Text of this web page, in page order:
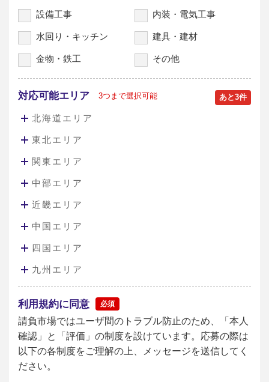
設備工事 内装・電気工事
水回り・キッチン 建具・建材
金物・鉄工 その他
対応可能エリア 3つまで選択可能 あと3件
北海道エリア
東北エリア
関東エリア
中部エリア
近畿エリア
中国エリア
四国エリア
九州エリア
利用規約に同意
請負市場ではユーザ間のトラブル防止のため、「本人
確認」と「評価」の制度を設けています。応募の際は
以下の各制度をご理解の上、メッセージを送信してく
ださい。